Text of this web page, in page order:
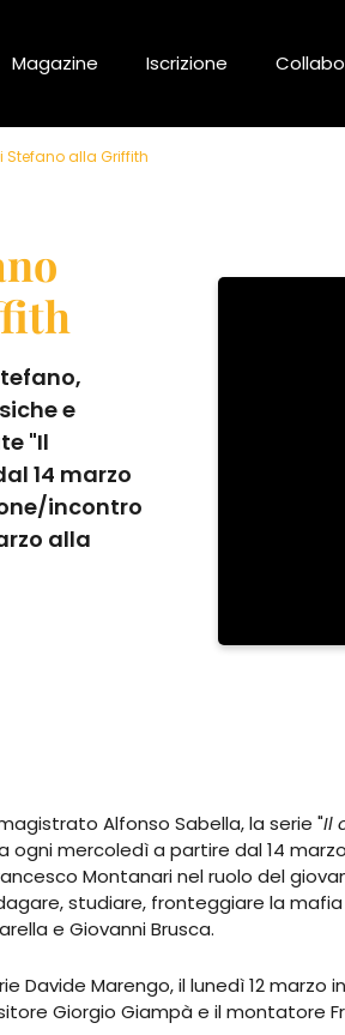
Magazine Iscrizione
Stefano alla Griffith
e
"Il
14 marzo
incontro
alla
Alfonso Sabella, la serie "Il
mercoledì a partire dal 14
Montanari nel ruolo del
studiare, fronteggiare la mafia
e Giovanni Brusca.
Davide Marengo, il lunedì 12 marzo
Giorgio Giampà e il montatore